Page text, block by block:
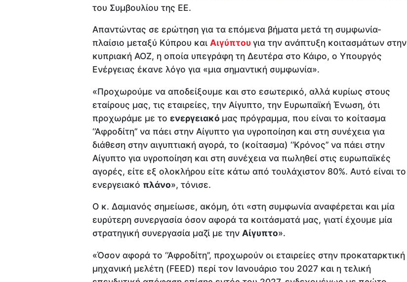
του Συμβουλίου της ΕΕ.
Απαντώντας σε ερώτηση για τα επόμενα βήματα μετά τη συμφωνία-
πλαίσιο μεταξύ Κύπρου και Αιγύπτουγια την ανάπτυξη κοιτασμάτων στην
κυπριακή ΑΟΖ, η οποία υπεγράφη τη Δευτέρα στο Κάιρο, ο Υπουργός
Ενέργειας έκανε λόγο για «μια σημαντική συμφωνία».
«Προχωρούμε να αποδείξουμε και στο εσωτερικό, αλλά κυρίως στους
εταίρους μας, τις εταιρείες, την Αίγυπτο, την Ευρωπαϊκή Ένωση, ότι
προχωράμε με το ενεργειακό μας πρόγραμμα, που είναι το κοίτασμα
‘’Αφροδίτη’’ να πάει στην Αίγυπτο για υγροποίηση και στη συνέχεια για
διάθεση στην αιγυπτιακή αγορά, το (κοίτασμα) ‘’Κρόνος’’ να πάει στην
Αίγυπτο για υγροποίηση και στη συνέχεια να πωληθεί στις ευρωπαϊκές
αγορές, είτε εξ ολοκλήρου είτε κάτω από τουλάχιστον 80%. Αυτό είναι το
ενεργειακό πλάνο», τόνισε.
Ο κ. Δαμιανός σημείωσε, ακόμη, ότι «στη συμφωνία αναφέρεται και μία
ευρύτερη συνεργασία όσον αφορά τα κοιτάσματά μας, γιατί έχουμε μία
στρατηγική συνεργασία μαζί με την Αίγυπτο».
«Όσον αφορά το ‘’Αφροδίτη’’, προχωρούν οι εταιρείες στην προκαταρκτική
μηχανική μελέτη (FEED) περί τον Ιανουάριο του 2027 και η τελική